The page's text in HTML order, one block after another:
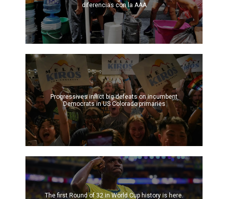
diferencias con la AAA
Progressives inflict big defeats on incumbent
Democrats in US Colorado primaries
The first Round of 32 in World Cup history is here.